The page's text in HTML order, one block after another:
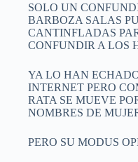
SOLO UN
BARBOZA SALAS
CANTINFLADAS
CONFUNDIR A LOS
YA LO HAN
INTERNET PERO
RATA SE MUEVE
NOMBRES DE
PERO SU MODUS